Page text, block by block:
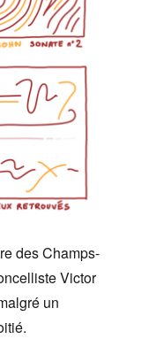
des Champs-
Victor
un